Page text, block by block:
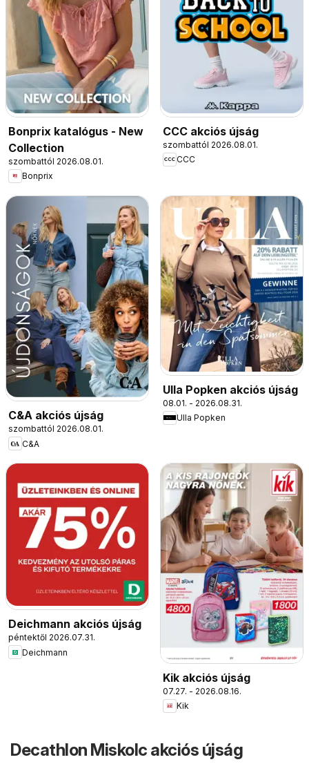
Bonprix katalógus - New
Collection
szombattól 2026.08.01.
Bonprix
CCC akciós újság
szombattól 2026.08.01.
CCC
C&A akciós újság
szombattól 2026.08.01.
C&A
Ulla Popken akciós újság
08.01. - 2026.08.31.
Ulla Popken
Deichmann akciós újság
péntektől 2026.07.31.
Deichmann
Kik akciós újság
07.27. - 2026.08.16.
Kik
Decathlon Miskolc akciós újság